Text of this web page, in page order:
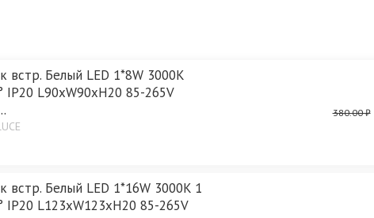
встр. Белый LED 1*8W 3000K
IP20 L90xW90xH20 85-265V
380.00 ₽
встр. Белый LED 1*16W 3000K 1
IP20 L123xW123xH20 85-265V